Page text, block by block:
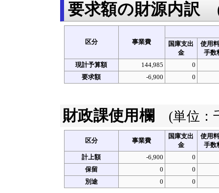
要求額の財源内訳
区分 事業費
国庫支出
金
使用
手数
現計予算額
144,985
0
要求額
-6,900 0
財政課使用欄 (単位：
区分 事業費
国庫支出
金
使用
手数
計上額
-6,900
0
保留
0
0
別途
0 0